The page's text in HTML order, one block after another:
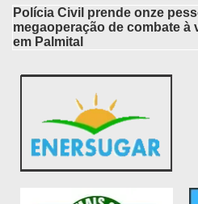
Polícia Civil prende onze
megaoperação de combate à
em Palmital